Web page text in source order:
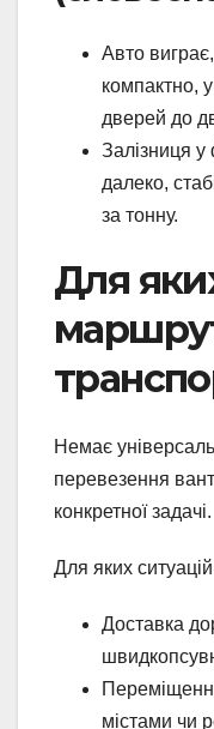
Авто
компактно, у
дверей до
Залізниця у
далеко,
за тонну.
Для
Немає
перевезення
конкретної задачі.
Для яких
Доставка
містами чи